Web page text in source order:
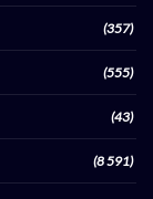
(357)
(555)
(43)
(8 591)